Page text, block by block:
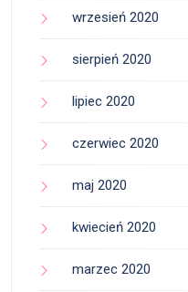
wrzesień 2020
sierpień 2020
lipiec 2020
czerwiec 2020
maj 2020
kwiecień 2020
marzec 2020